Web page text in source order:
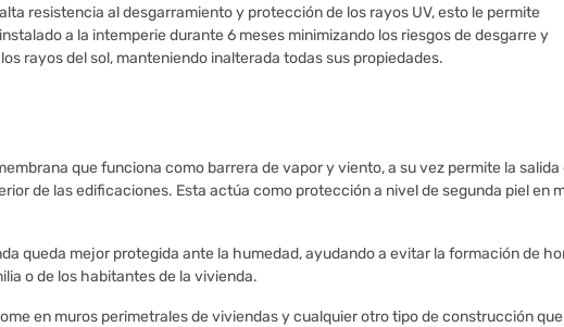
resistencia al desgarramiento y protección de los rayos UV, esto le permite
a la intemperie durante 6 meses minimizando los riesgos de desgarre y
rayos del sol, manteniendo inalterada todas sus propiedades.
que funciona como barrera de vapor y viento, a su vez permite la salida
de las edificaciones. Esta actúa como protección a nivel de segunda piel en
queda mejor protegida ante la humedad, ayudando a evitar la formación de
o de los habitantes de la vivienda.
en muros perimetrales de viviendas y cualquier otro tipo de construcción